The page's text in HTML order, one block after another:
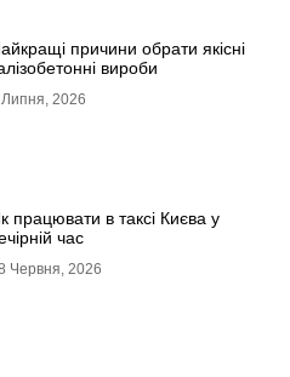
причини обрати якісні
вироби
2026
працювати в таксі Києва у
час
Червня, 2026